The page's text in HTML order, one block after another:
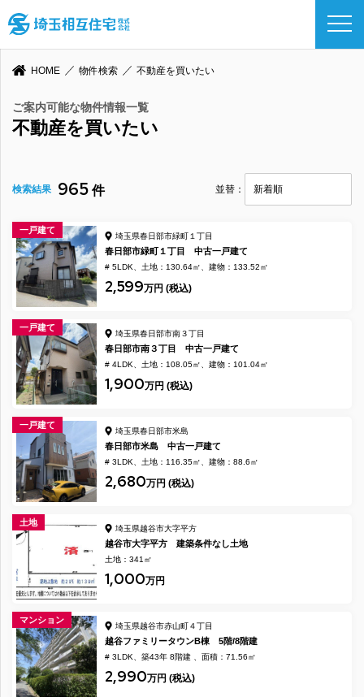
HOME 物件検索 不動産を買いたい
ご案内可能な物件情報一覧
不動産を買いたい
検索結果 965 件 並替：
一戸建て
埼玉県春日部市緑町１丁目
春日部市緑町１丁目 中古一戸建て
# 5LDK 土地：130.64㎡ 建物：133.52㎡
2,599万円 (税込)
一戸建て
埼玉県春日部市南３丁目
春日部市南３丁目 中古一戸建て
# 4LDK 土地：108.05㎡ 建物：101.04㎡
1,900万円 (税込)
一戸建て
埼玉県春日部市米島
春日部市米島 中古一戸建て
# 3LDK 土地：116.35㎡ 建物：88.6㎡
2,680万円 (税込)
土地
埼玉県越谷市大字平方
越谷市大字平方 建築条件なし土地
土地：341㎡
1,000万円
マンション
埼玉県越谷市赤山町４丁目
越谷ファミリータウンB棟 5階/8階建
# 3LDK 築43年 8階建 面積：71.56㎡
2,990万円 (税込)